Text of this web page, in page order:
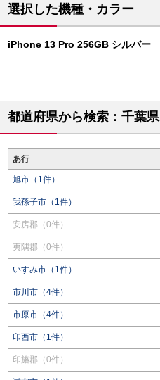
選択した機種・カラー
iPhone 13 Pro 256GB シルバー
都道府県から検索：千葉県
あ行
旭市（1件）
我孫子市（1件）
安房郡（0件）
夷隅郡（0件）
いすみ市（1件）
市川市（4件）
市原市（4件）
印西市（1件）
印旛郡（0件）